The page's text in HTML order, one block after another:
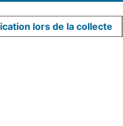
lors de la collecte